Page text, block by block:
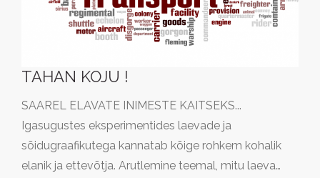
TAHAN KOJU !
SAAREL ELAVATE INIMESTE KAITSEKS...
Igasugustes eksperimentides laevade ja
sõidugraafikutega kannatab kõige rohkem kohalik
elanik ja ettevõtja. Arutlemine teemal, mitu laeva…